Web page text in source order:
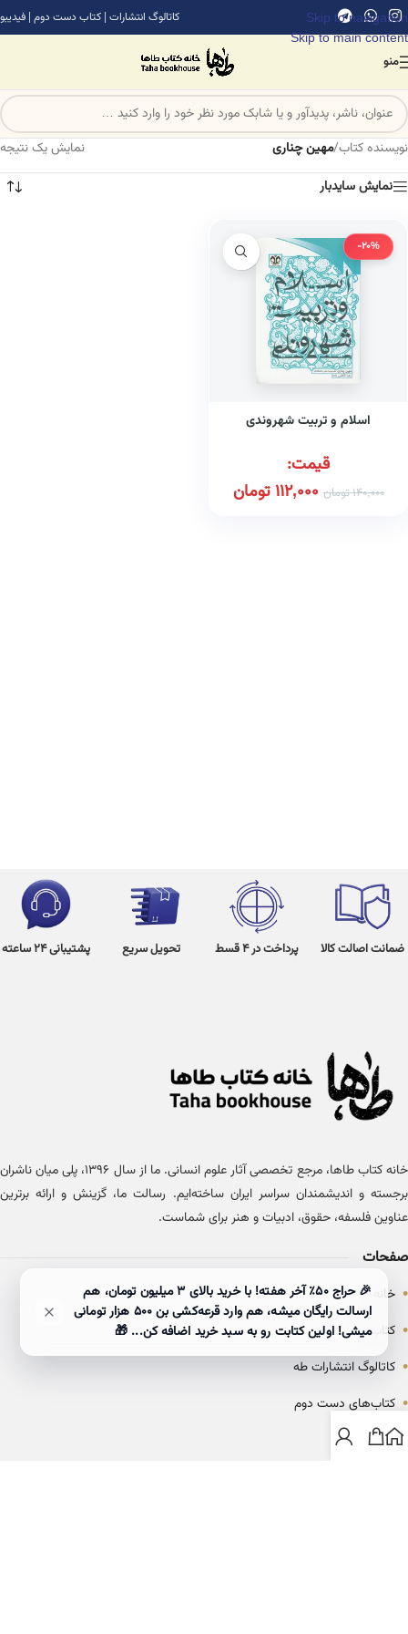
Skip to navigation
Skip to main content
کاتالوگ انتشارات | کتاب دست دوم | فیدیبو
منو
نویسنده کتاب/مهین چناری
نمایش یک نتیجه
نمایش سایدبار
-20%
اسلام و تربیت شهروندی
قیمت:
140,000تومان 112,000تومان
ضمانت اصالت کالا پرداخت در 4 قسط تحویل سریع پشتیبانی 24 ساعته
خانه کتاب طاها، مرجع تخصصی آثار علوم انسانی. ما از سال ۱۳۹۶، پلی میان ناشران
برجسته و اندیشمندان سراسر ایران ساخته‌ایم. رسالت ما، گزینش و ارائه برترین
عناوین فلسفه، حقوق، ادبیات و هنر برای شماست.
صفحات
• خانه
• کتاب‌ها
• کاتالوگ انتشارات طه
• کتاب‌های دست دوم
• بلاگ
🎉 حراج ۵۰٪ آخر هفته! با خرید بالای 3 میلیون تومان، هم
ارسالت رایگان میشه، هم وارد قرعه‌کشی بن ۵۰۰ هزار تومانی
میشی! اولین کتابت رو به سبد خرید اضافه کن... 🎁